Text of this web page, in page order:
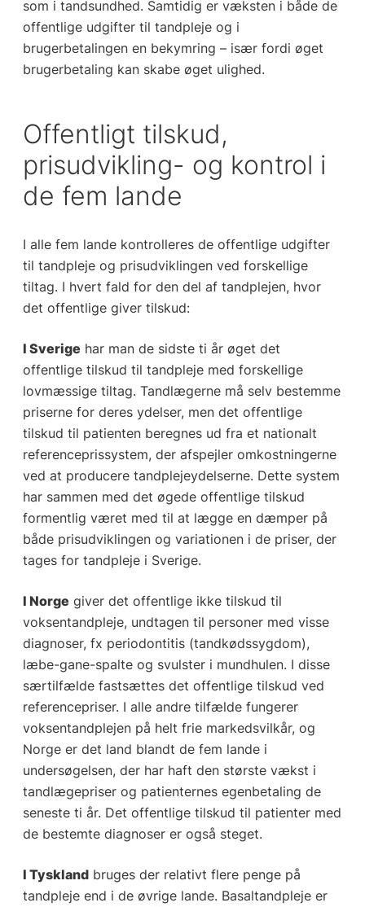
som i tandsundhed. Samtidig er væksten i både de
offentlige udgifter til tandpleje og i
brugerbetalingen en bekymring – især fordi øget
brugerbetaling kan skabe øget ulighed.
Offentligt tilskud,
prisudvikling- og kontrol i
de fem lande
I alle fem lande kontrolleres de offentlige udgifter
til tandpleje og prisudviklingen ved forskellige
tiltag. I hvert fald for den del af tandplejen, hvor
det offentlige giver tilskud:
I Sverige har man de sidste ti år øget det
offentlige tilskud til tandpleje med forskellige
lovmæssige tiltag. Tandlægerne må selv bestemme
priserne for deres ydelser, men det offentlige
tilskud til patienten beregnes ud fra et nationalt
referenceprissystem, der afspejler omkostningerne
ved at producere tandplejeydelserne. Dette system
har sammen med det øgede offentlige tilskud
formentlig været med til at lægge en dæmper på
både prisudviklingen og variationen i de priser, der
tages for tandpleje i Sverige.
I Norge giver det offentlige ikke tilskud til
voksentandpleje, undtagen til personer med visse
diagnoser, fx periodontitis (tandkødssygdom),
læbe-gane-spalte og svulster i mundhulen. I disse
særtilfælde fastsættes det offentlige tilskud ved
referencepriser. I alle andre tilfælde fungerer
voksentandplejen på helt frie markedsvilkår, og
Norge er det land blandt de fem lande i
undersøgelsen, der har haft den største vækst i
tandlægepriser og patienternes egenbetaling de
seneste ti år. Det offentlige tilskud til patienter med
de bestemte diagnoser er også steget.
I Tysklandbruges der relativt flere penge på
tandpleje end i de øvrige lande. Basaltandpleje er